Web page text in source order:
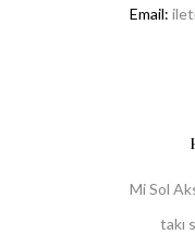
Email:
Mi Sol
takı